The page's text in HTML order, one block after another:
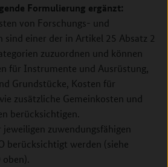
Formulierung ergänzt:
von Forschungs- und
sind einer der in Artikel 25 Absatz 2
zuzuordnen und können
für Instrumente und Ausrüstung,
Grundstücke, Kosten für
zusätzliche Gemeinkosten und
berücksichtigen.
zuwendungsfähigen
berücksichtigt werden (siehe
oben).